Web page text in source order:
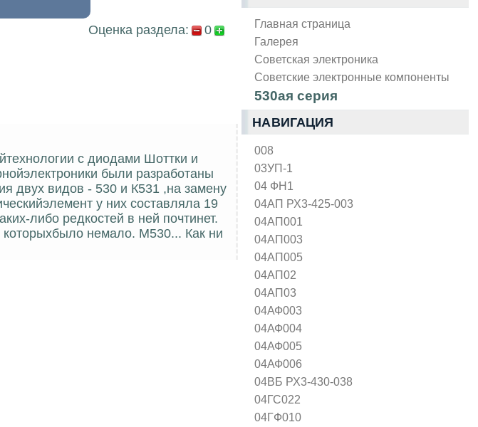
Главная страница
Галерея
Советская электроника
Советские электронные компоненты
530ая серия
НАВИГАЦИЯ
008
03УП-1
04 ФН1
04АП РХ3-425-003
04АП001
04АП003
04АП005
04АП02
04АП03
04АФ003
04АФ004
04АФ005
04АФ006
04ВБ РХ3-430-038
04ГС022
04ГФ010
Оценка раздела: 0
с диодами Шоттки и
были разработаны
двух видов - 530 и К531 ,на замену
у них составляла 19
либо редкостей в ней почтинет.
немало. М530... Как ни